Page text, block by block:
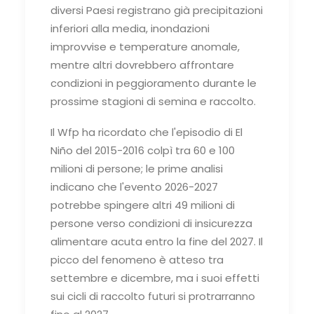
diversi Paesi registrano già precipitazioni
inferiori alla media, inondazioni
improvvise e temperature anomale,
mentre altri dovrebbero affrontare
condizioni in peggioramento durante le
prossime stagioni di semina e raccolto.
Il Wfp ha ricordato che l'episodio di El
Niño del 2015-2016 colpì tra 60 e 100
milioni di persone; le prime analisi
indicano che l'evento 2026-2027
potrebbe spingere altri 49 milioni di
persone verso condizioni di insicurezza
alimentare acuta entro la fine del 2027. Il
picco del fenomeno è atteso tra
settembre e dicembre, ma i suoi effetti
sui cicli di raccolto futuri si protrarranno